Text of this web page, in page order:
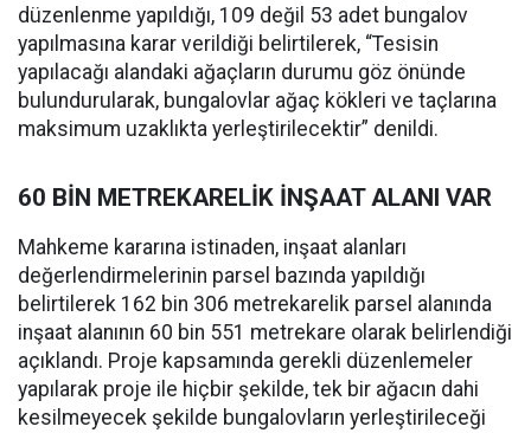
düzenlenme yapıldığı, 109 değil 53 adet bungalov
yapılmasına karar verildiği belirtilerek, “Tesisin
yapılacağı alandaki ağaçların durumu göz önünde
bulundurularak, bungalovlar ağaç kökleri ve taçlarına
maksimum uzaklıkta yerleştirilecektir” denildi.
60 BİN METREKARELİK İNŞAAT ALANI VAR
Mahkeme kararına istinaden, inşaat alanları
değerlendirmelerinin parsel bazında yapıldığı
belirtilerek 162 bin 306 metrekarelik parsel alanında
inşaat alanının 60 bin 551 metrekare olarak belirlendiği
açıklandı. Proje kapsamında gerekli düzenlemeler
yapılarak proje ile hiçbir şekilde, tek bir ağacın dahi
kesilmeyecek şekilde bungalovların yerleştirileceği